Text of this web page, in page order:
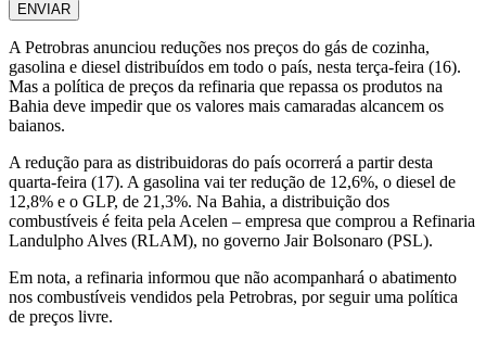
ENVIAR
A Petrobras anunciou reduções nos preços do gás de cozinha,
gasolina e diesel distribuídos em todo o país, nesta terça-feira (16).
Mas a política de preços da refinaria que repassa os produtos na
Bahia deve impedir que os valores mais camaradas alcancem os
baianos.
A redução para as distribuidoras do país ocorrerá a partir desta
quarta-feira (17). A gasolina vai ter redução de 12,6%, o diesel de
12,8% e o GLP, de 21,3%. Na Bahia, a distribuição dos
combustíveis é feita pela Acelen – empresa que comprou a Refinaria
Landulpho Alves (RLAM), no governo Jair Bolsonaro (PSL).
Em nota, a refinaria informou que não acompanhará o abatimento
nos combustíveis vendidos pela Petrobras, por seguir uma política
de preços livre.